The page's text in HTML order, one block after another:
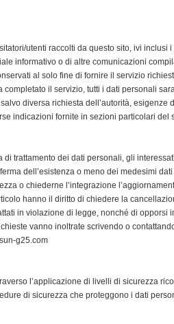
utenti raccolti da questo sito, ivi inclusi
informativo o di altre comunicazioni
al solo fine di fornire il servizio
il servizio, tutti i dati personali
diversa richiesta dell’autorità, esigenze
indicazioni fornite in sezioni particolari del
trattamento dei dati personali, gli
dell’esistenza o meno dei medesimi dati
o chiederne l’integrazione
hanno il diritto di chiedere la
in violazione di legge, nonché di opporsi
vanno inoltrate scrivendo o
g25.com
l’applicazione di livelli di sicurezza
di sicurezza che proteggono i dati